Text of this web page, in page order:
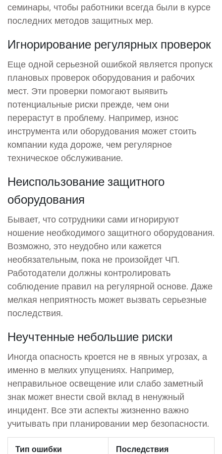
семинары, чтобы работники всегда были в курсе
последних методов защитных мер.
Игнорирование регулярных проверок
Еще одной серьезной ошибкой является пропуск
плановых проверок оборудования и рабочих
мест. Эти проверки помогают выявить
потенциальные риски прежде, чем они
перерастут в проблему. Например, износ
инструмента или оборудования может стоить
компании куда дороже, чем регулярное
техническое обслуживание.
Неиспользование защитного
оборудования
Бывает, что сотрудники сами игнорируют
ношение необходимого защитного оборудования.
Возможно, это неудобно или кажется
необязательным, пока не произойдет ЧП.
Работодатели должны контролировать
соблюдение правил на регулярной основе. Даже
мелкая неприятность может вызвать серьезные
последствия.
Неучтенные небольшие риски
Иногда опасность кроется не в явных угрозах, а
именно в мелких упущениях. Например,
неправильное освещение или слабо заметный
знак может внести свой вклад в ненужный
инцидент. Все эти аспекты жизненно важно
учитывать при планировании мер безопасности.
Тип ошибки Последствия